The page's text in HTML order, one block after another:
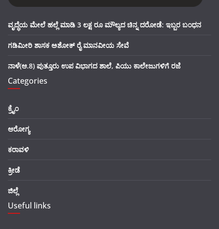
ವೃದ್ಧೆಯ ಮೇಲೆ ಹಲ್ಲೆ ಮಾಡಿ 3 ಲಕ್ಷ ರೂ ಮೌಲ್ಯದ ಚಿನ್ನ ದರೋಡೆ: ಇಬ್ಬರ ಬಂಧನ
ಗಡಿಮೀರಿ ಶಾಸಕ ಅಶೋಕ್ ರೈ ಮಾನವೀಯ ಸೇವೆ
ನಾಳೆ(ಆ.8) ಪುತ್ತೂರು ಉಪ ವಿಭಾಗದ ಶಾಲೆ, ಪಿಯು ಕಾಲೇಜುಗಳಿಗೆ ರಜೆ
Categories
ಕ್ರೈಂ
ಆರೋಗ್ಯ
ಕರಾವಳಿ
ಕ್ರೀಡೆ
ಜಿಲ್ಲೆ
Useful links